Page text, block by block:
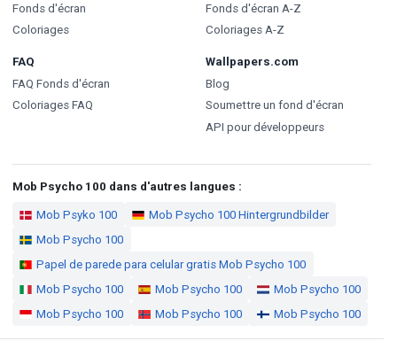
Fonds d'écran
Coloriages
Fonds d'écran A-Z
Coloriages A-Z
FAQ
FAQ Fonds d'écran
Coloriages FAQ
Wallpapers.com
Blog
Soumettre un fond d'écran
API pour développeurs
Mob Psycho 100 dans d'autres langues :
Mob Psyko 100
Mob Psycho 100 Hintergrundbilder
Mob Psycho 100
Papel de parede para celular gratis Mob Psycho 100
Mob Psycho 100
Mob Psycho 100
Mob Psycho 100
Mob Psycho 100
Mob Psycho 100 Mob Psycho 100